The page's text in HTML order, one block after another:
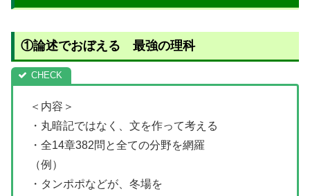
①論述でおぼえる 最強の理科
＜内容＞
・丸暗記ではなく、文を作って考える
・全14章382問と全ての分野を網羅
（例）
・タンポポなどが、冬場を